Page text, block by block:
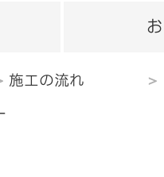
施工の流れ